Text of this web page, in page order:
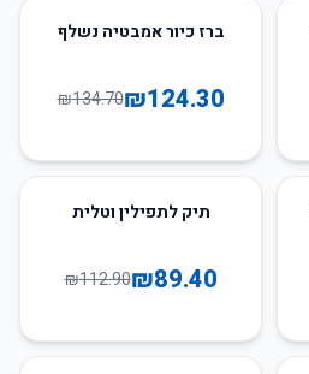
ברז כיור אמבטיה נשלף
₪124.30
₪134.70
תיק לתפילין וטלית
₪89.40
₪112.90